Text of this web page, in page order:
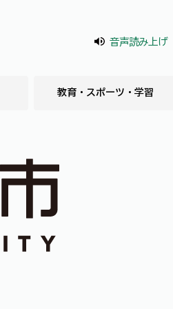
音声読み上げ
教育・スポーツ・学習